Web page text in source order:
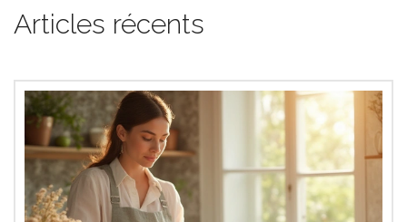
Articles récents